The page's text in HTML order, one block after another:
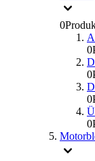
0
0
0
0
0